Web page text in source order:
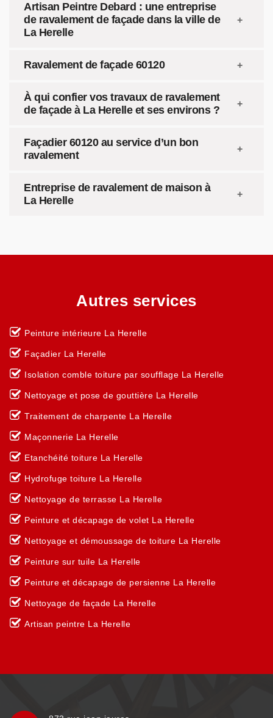
Artisan Peintre Debard : une entreprise
de ravalement de façade dans la ville de
La Herelle
Ravalement de façade 60120
À qui confier vos travaux de ravalement
de façade à La Herelle et ses environs ?
Façadier 60120 au service d’un bon
ravalement
Entreprise de ravalement de maison à
La Herelle
Autres services
Peinture intérieure La Herelle
Façadier La Herelle
Isolation comble toiture par soufflage La Herelle
Nettoyage et pose de gouttière La Herelle
Traitement de charpente La Herelle
Maçonnerie La Herelle
Etanchéité toiture La Herelle
Hydrofuge toiture La Herelle
Nettoyage de terrasse La Herelle
Peinture et décapage de volet La Herelle
Nettoyage et démoussage de toiture La Herelle
Peinture sur tuile La Herelle
Peinture et décapage de persienne La Herelle
Nettoyage de façade La Herelle
Artisan peintre La Herelle